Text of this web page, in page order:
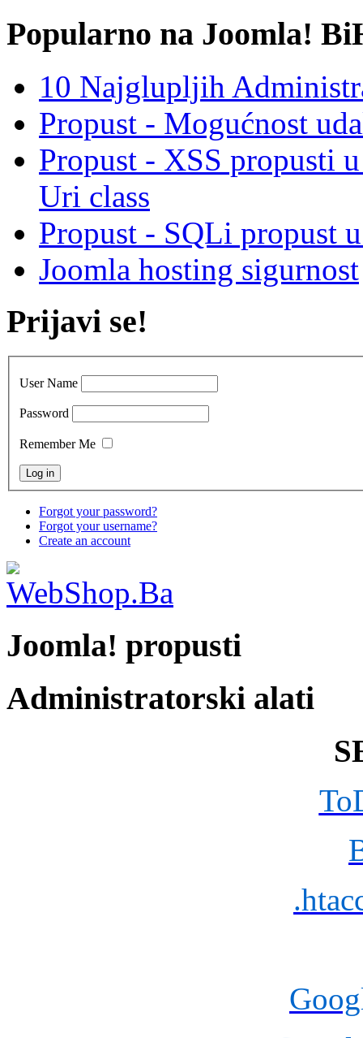
Popularno na Joomla!
10 Najglupljih
Propust - Mogućnost
Propust - XSS propusti
Uri class
Propust - SQLi propust
Joomla hosting sigurnost
Prijavi se!
User Name
Password
Remember Me
Forgot your password?
Forgot your username?
Create an account
Joomla! propusti
Administratorski alati